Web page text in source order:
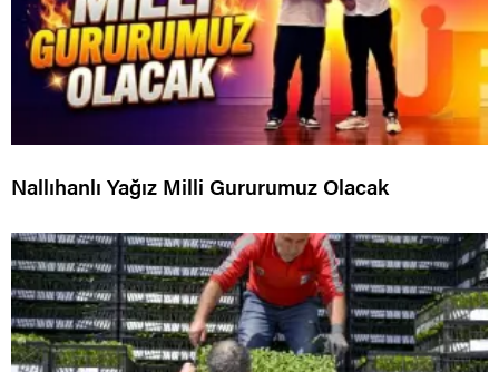
Nallıhanlı Yağız Milli Gururumuz Olacak